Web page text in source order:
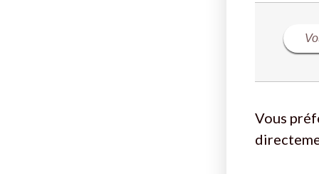
Vous